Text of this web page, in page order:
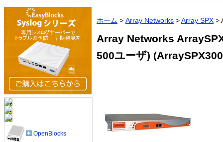
ホーム > Array Networks >Array SPX >
Array Networks
500ユーザ)
OpenBlocks